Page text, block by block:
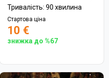
Тривалість: 90 хвилина
Стартова ціна
10 €
знижка до %67